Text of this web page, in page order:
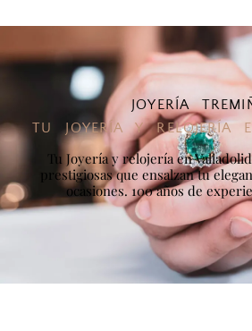
JOYERÍA
TU JOYERÍA Y RELOJERÍA
Tu Joyería y relojería en
prestigiosas que ensalzan tu
ocasiones. 100 años de